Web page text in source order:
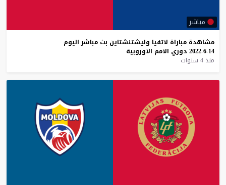
مباشر
مشاهدة مباراة لاتفيا وليشتنشتاين بث مباشر اليوم
14-6-2022
دوري الامم الاوروبية
منذ 4 سنوات